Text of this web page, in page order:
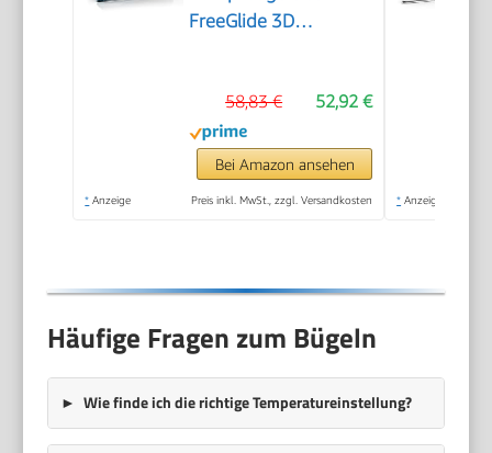
FreeGlide 3D
Vertikaldampf, Anti-
Tropf-System, 210
g/min Dampfstoß,
300ml Wassertank,
52,92 €
58,83 €
Bei Amazon ansehen
* Anzeige Preis inkl. MwSt., zzgl. Versandkosten * Anzeige
Häufige Fragen zum Bügeln
Wie finde ich die richtige Temperatureinstellung?